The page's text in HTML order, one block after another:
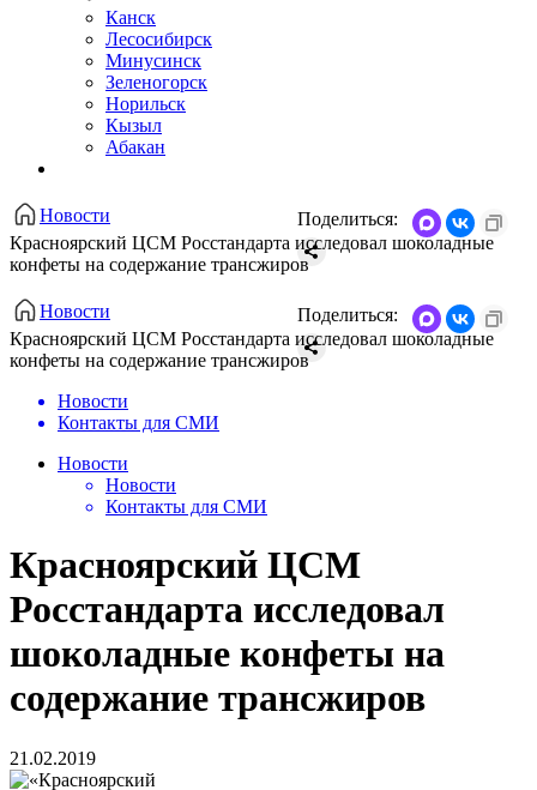
Канск
Лесосибирск
Минусинск
Зеленогорск
Норильск
Кызыл
Абакан
Новости
Красноярский ЦСМ Росстандарта исследовал шоколадные
конфеты на содержание трансжиров
Поделиться:
Новости
Красноярский ЦСМ Росстандарта исследовал шоколадные
конфеты на содержание трансжиров
Поделиться:
Новости
Контакты для СМИ
Новости
Новости
Контакты для СМИ
Красноярский ЦСМ
Росстандарта исследовал
шоколадные конфеты на
содержание трансжиров
21.02.2019